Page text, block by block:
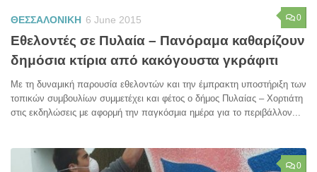
0
ΘΕΣΣΑΛΟΝΙΚΗ 6 June 2015
Εθελοντές σε Πυλαία – Πανόραμα καθαρίζουν
δημόσια κτίρια από κακόγουστα γκράφιτι
Με τη δυναμική παρουσία εθελοντών και την έμπρακτη υποστήριξη των
τοπικών συμβουλίων συμμετέχει και φέτος ο δήμος Πυλαίας – Χορτιάτη
στις εκδηλώσεις με αφορμή την παγκόσμια ημέρα για το περιβάλλον...
0